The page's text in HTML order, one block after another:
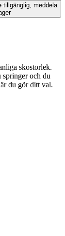
tillgänglig, meddela
skostorlek.
springer och du
du gör ditt val.